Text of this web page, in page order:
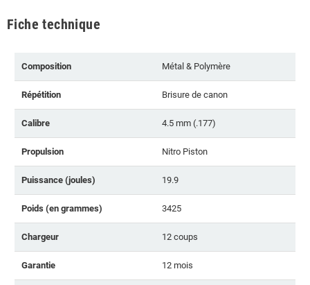
Fiche technique
Composition Métal & Polymère
Répétition Brisure de canon
Calibre 4.5 mm (.177)
Propulsion Nitro Piston
Puissance (joules) 19.9
Poids (en grammes) 3425
Chargeur 12 coups
Garantie 12 mois